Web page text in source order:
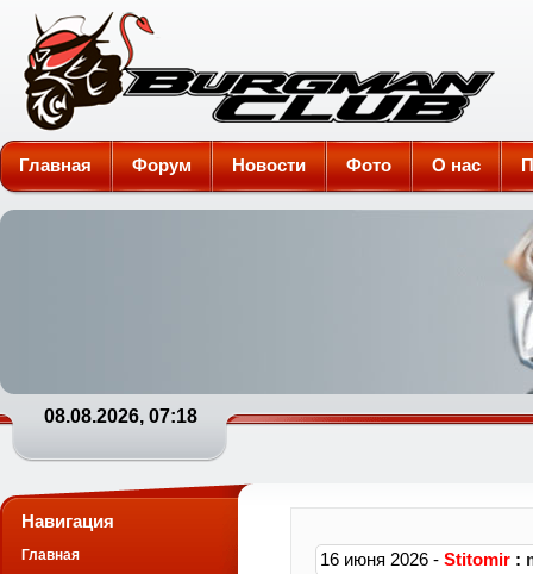
Burgman-Club
Главная Форум Новости Фото О нас
08.08.2026, 07:18
Навигация
Главная